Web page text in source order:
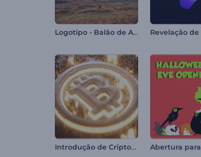
Logotipo - Balão de Ar Quente
Introdução de Criptomoeda